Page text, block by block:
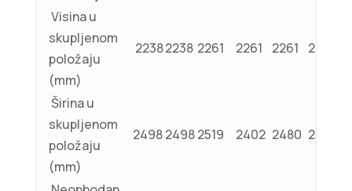
Visina u
skupljenom
položaju
(mm)
22382238 2261 2261 2261 2261
Širina u
skupljenom
položaju
(mm)
249824982519 2402 2480 2519